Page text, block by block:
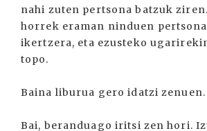
nahi zuten pertsona batzuk
horrek eraman ninduen
ikertzera, eta ezusteko
topo.
Baina liburua gero idatzi zenuen.
Bai, beranduago iritsi zen hori.